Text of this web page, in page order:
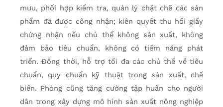
mưu, phối hợp kiểm tra, quản lý chặt chẽ các sản
phẩm đã được công nhận; kiên quyết thu hồi giấy
chứng nhận nếu chủ thể không sản xuất, không
đảm bảo tiêu chuẩn, không có tiềm năng phát
triển. Đồng thời, hỗ trợ tối đa các chủ thể về tiêu
chuẩn, quy chuẩn kỹ thuật trong sản xuất, chế
biến. Phòng cũng tăng cường tập huấn cho người
dân trong xây dựng mô hình sản xuất nông nghiệp